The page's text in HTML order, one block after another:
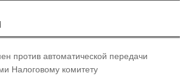
против автоматической передачи
Налоговому комитету